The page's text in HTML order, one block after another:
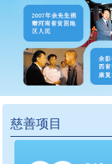
慈善项目